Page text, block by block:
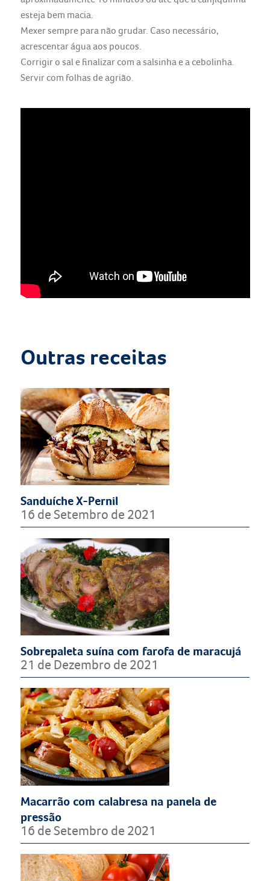
esteja bem macia.
Mexer sempre para não grudar. Caso necessário,
acrescentar água aos poucos.
Corrigir o sal e finalizar com a salsinha e a cebolinha.
Servir com folhas de agrião.
Outras receitas
Sanduíche X-Pernil
16 de Setembro de 2021
Sobrepaleta suína com farofa de maracujá
21 de Dezembro de 2021
Macarrão com calabresa na panela de
pressão
16 de Setembro de 2021